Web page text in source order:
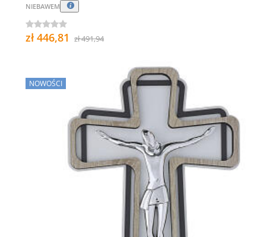
NIEBAWEM
zł 446,81 zł 491,94
NOWOŚCI